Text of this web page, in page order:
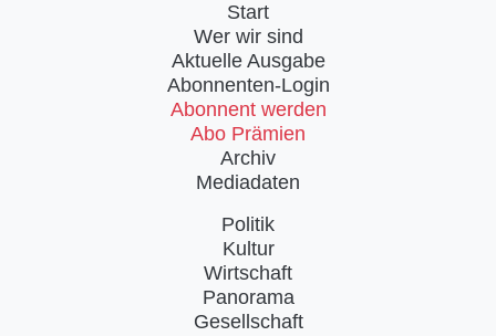
Start
Wer wir sind
Aktuelle Ausgabe
Abonnenten-Login
Abonnent werden
Abo Prämien
Archiv
Mediadaten
Politik
Kultur
Wirtschaft
Panorama
Gesellschaft